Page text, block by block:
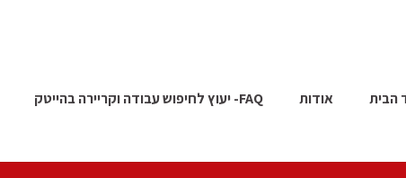
הבית אודות FAQ- יעוץ לחיפוש עבודה וקריירה בהייטק